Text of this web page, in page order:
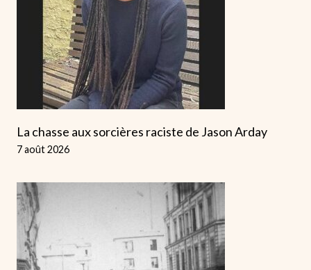
La chasse aux sorcières raciste de Jason Arday
7 août 2026